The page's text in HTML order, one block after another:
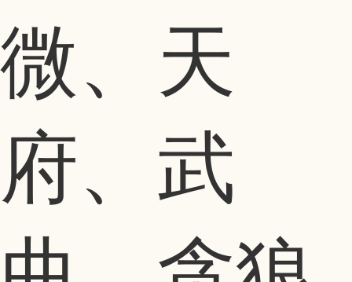
微、天
府、武